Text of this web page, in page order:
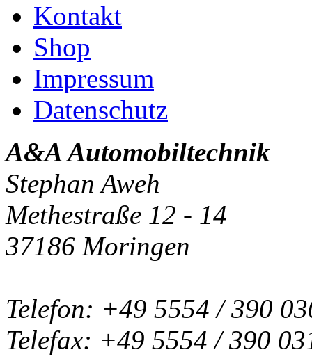
Kontakt
Shop
Impressum
Datenschutz
A&A Automobiltechnik
Stephan Aweh
Methestraße 12 - 14
37186 Moringen
Telefon: +49 5554 / 390
Telefax: +49 5554 / 390